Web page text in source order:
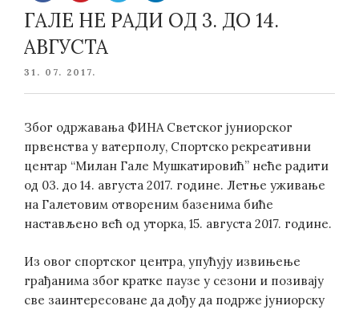
ГАЛЕ НЕ РАДИ ОД 3. ДО 14.
АВГУСТА
POSTED
31. 07. 2017.
Због одржавања ФИНА Светског јуниорског
првенства у ватерполу, Спортско рекреативни
центар “Милан Гале Мушкатировић” неће радити
од 03. до 14. августа 2017. године. Летње уживање
на Галетовим отвореним базенима биће
настављено већ од уторка, 15. августа 2017. године.
Из овог спортског центра, упућују извињење
грађанима због кратке паузе у сезони и позивају
све заинтересоване да дођу да подрже јуниорску